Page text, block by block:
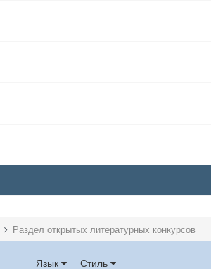
Раздел открытых литературных конкурсов
Язык Стиль